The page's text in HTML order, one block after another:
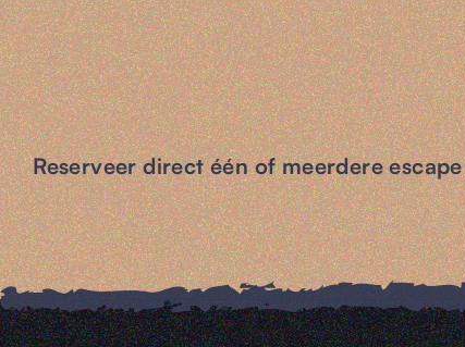
Reserveer direct één of meerdere